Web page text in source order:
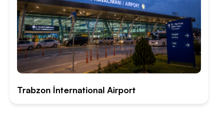
Trabzon İnternational Airport